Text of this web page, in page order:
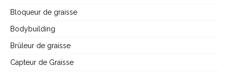
Bloqueur de graisse
Bodybuilding
Brûleur de graisse
Capteur de Graisse